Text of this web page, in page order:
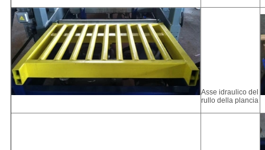
Asse idraulico del
rullo della plancia